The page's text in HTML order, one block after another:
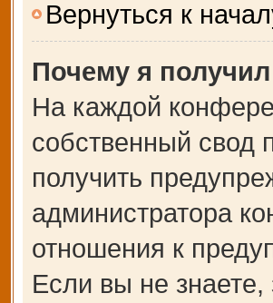
Вернуться к
Почему я
На каждой
собственный свод
получить
администратора
отношения к
Если вы не